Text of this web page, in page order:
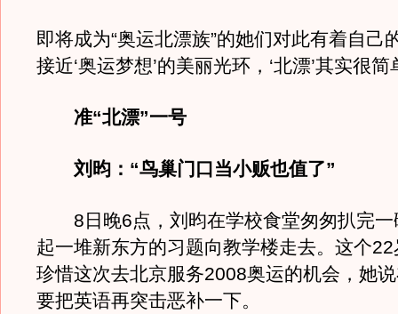
即将成为“奥运北漂族”的她们对此有着自己
接近‘奥运梦想’的美丽光环，‘北漂’其实很简
准“北漂”一号
刘昀：“鸟巢门口当小贩也值了”
8日晚6点，刘昀在学校食堂匆匆扒完一
起一堆新东方的习题向教学楼走去。这个
珍惜这次去北京服务2008奥运的机会，她
要把英语再突击恶补一下。